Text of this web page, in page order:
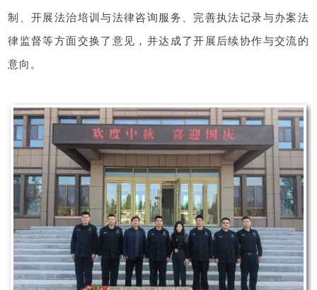
制、开展法治培训与法律咨询服务、完善执法记录与办案法
律监督等方面交换了意见，并达成了开展后续协作与交流的
意向。